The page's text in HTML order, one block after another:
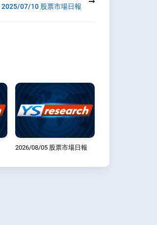
2025/07/10 股票市場日報
2026/08/05 股票市場日報